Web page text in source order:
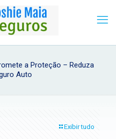
a Proteção – Reduza
Auto
Exibir tudo